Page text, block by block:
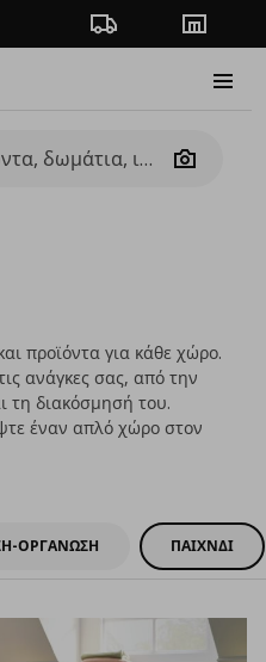
Πορεία παραγγελίας
Camera
προϊόντα για κάθε χώρο.
ανάγκες σας, από την
τη διακόσμησή του.
έναν απλό χώρο στον
ΟΡΓΑΝΩΣΗ ΠΑΙΧΝΔΙ